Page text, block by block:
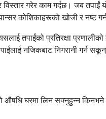
गरेर काम गर्दछ। जब
कोशिकाहरूको खोजी र नष्ट
तपाईंको प्रतिरक्षा
नजिकबाट निगरानी गर्न
घरमा लिन सक्नुहुन्न किनभने